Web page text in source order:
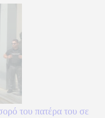
του πατέρα του σε